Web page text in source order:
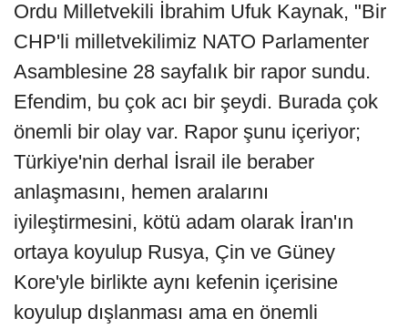
Ordu Milletvekili İbrahim Ufuk Kaynak, "Bir
CHP'li milletvekilimiz NATO Parlamenter
Asamblesine 28 sayfalık bir rapor sundu.
Efendim, bu çok acı bir şeydi. Burada çok
önemli bir olay var. Rapor şunu içeriyor;
Türkiye'nin derhal İsrail ile beraber
anlaşmasını, hemen aralarını
iyileştirmesini, kötü adam olarak İran'ın
ortaya koyulup Rusya, Çin ve Güney
Kore'yle birlikte aynı kefenin içerisine
koyulup dışlanması ama en önemli